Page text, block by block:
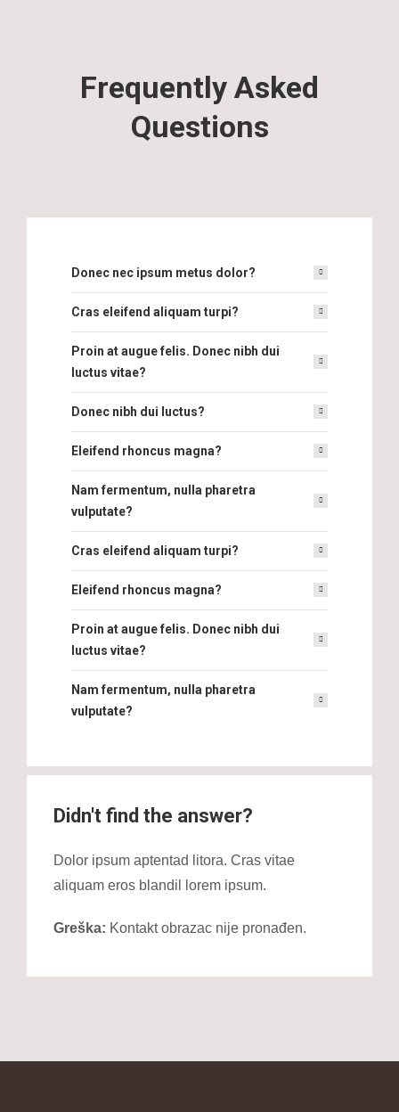
Frequently Asked
Questions
Donec nec ipsum metus dolor?
Cras eleifend aliquam turpi?
Proin at augue felis. Donec nibh dui
luctus vitae?
Donec nibh dui luctus?
Eleifend rhoncus magna?
Nam fermentum, nulla pharetra
vulputate?
Cras eleifend aliquam turpi?
Eleifend rhoncus magna?
Proin at augue felis. Donec nibh dui
luctus vitae?
Nam fermentum, nulla pharetra
vulputate?
Didn't find the answer?
Dolor ipsum aptentad litora. Cras vitae
aliquam eros blandil lorem ipsum.
Greška: Kontakt obrazac nije pronađen.